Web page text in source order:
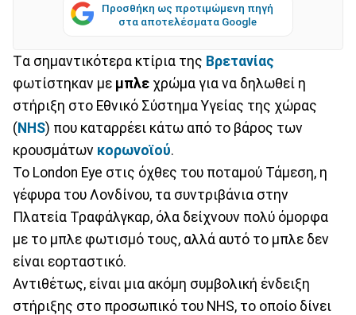
Προσθήκη ως προτιμώμενη πηγή
στα αποτελέσματα Google
Tα σημαντικότερα κτίρια της Βρετανίας
φωτίστηκαν με μπλε χρώμα για να δηλωθεί η
στήριξη στο Εθνικό Σύστημα Υγείας της χώρας
(NHS) που καταρρέει κάτω από το βάρος των
κρουσμάτων κορωνοϊού.
Το London Eye στις όχθες του ποταμού Τάμεση, η
γέφυρα του Λονδίνου, τα συντριβάνια στην
Πλατεία Τραφάλγκαρ, όλα δείχνουν πολύ όμορφα
με το μπλε φωτισμό τους, αλλά αυτό το μπλε δεν
είναι εορταστικό.
Αντιθέτως, είναι μια ακόμη συμβολική ένδειξη
στήριξης στο προσωπικό του NHS, το οποίο δίνει